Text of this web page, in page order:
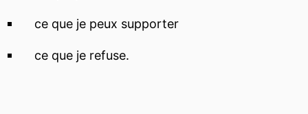
ce que je peux supporter
ce que je refuse.